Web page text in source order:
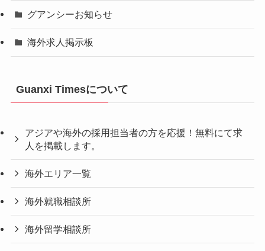
グアンシーお知らせ
海外求人掲示板
Guanxi Timesについて
アジアや海外の採用担当者の方を応援！無料にて求
人を掲載します。
海外エリア一覧
海外就職相談所
海外留学相談所